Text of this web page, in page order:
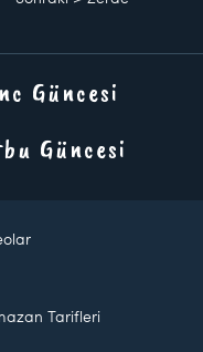
Güncesi
Güncesi
Tarifleri